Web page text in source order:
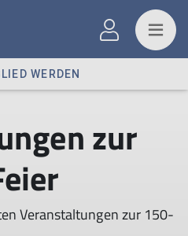
WERDEN
zur
Veranstaltungen zur 150-